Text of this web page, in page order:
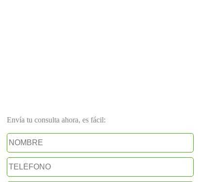
Envía tu consulta ahora, es fácil: